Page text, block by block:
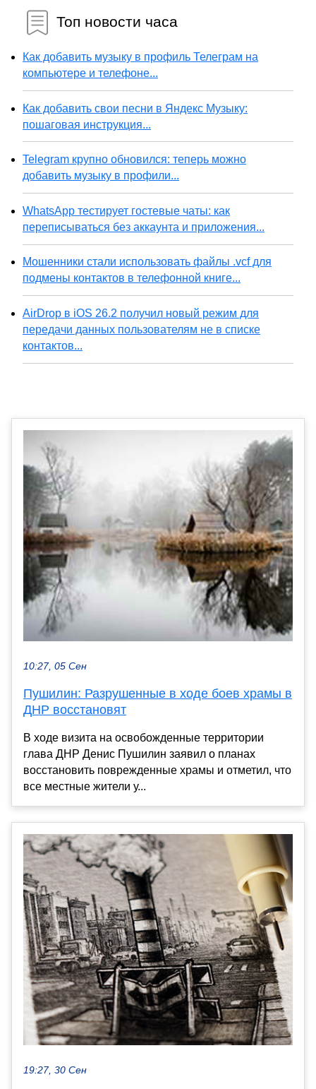
Топ новости часа
Как добавить музыку в профиль Телеграм на
компьютере и телефоне...
Как добавить свои песни в Яндекс Музыку:
пошаговая инструкция...
Telegram крупно обновился: теперь можно
добавить музыку в профили...
WhatsApp тестирует гостевые чаты: как
переписываться без аккаунта и приложения...
Мошенники стали использовать файлы .vcf для
подмены контактов в телефонной книге...
AirDrop в iOS 26.2 получил новый режим для
передачи данных пользователям не в списке
контактов...
10:27, 05 Сен
Пушилин: Разрушенные в ходе боев храмы в
ДНР восстановят
В ходе визита на освобожденные территории
глава ДНР Денис Пушилин заявил о планах
восстановить поврежденные храмы и отметил, что
все местные жители у...
19:27, 30 Сен